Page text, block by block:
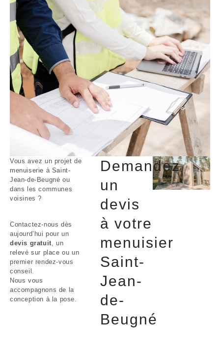
Demandez
un
devis
à votre
menuisier
Saint-
Jean-
de-
Beugné
Vous avez un projet de
menuiserie à Saint-
Jean-de-Beugné ou
dans les communes
voisines ?
Contactez-nous dès
aujourd’hui pour un
devis gratuit , un
relevé sur place ou un
premier rendez-vous
conseil.
Nous vous
accompagnons de la
conception à la pose.